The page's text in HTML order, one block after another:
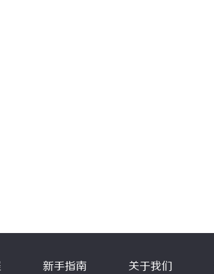
新手指南 关于我们